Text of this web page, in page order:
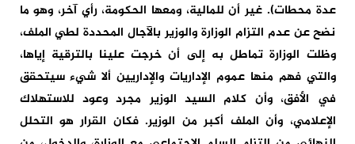
عدة محطات). غير أن للمالية، ومعها الحكومة، رأي آخر، وهو ما
نضح عن عدم التزام الوزارة والوزير بالآجال المحددة لطي الملف،
وظلت الوزارة تماطل به إلى أن خرجت علينا بالترقية إياها،
والتي فهم منها عموم الإداريات والإداريين ألا شيء سيتحقق
في الأفق، وأن كلام السيد الوزير مجرد وعود للاستهلاك
الإعلامي، وأن الملف أكبر من الوزير. فكان القرار هو التحلل